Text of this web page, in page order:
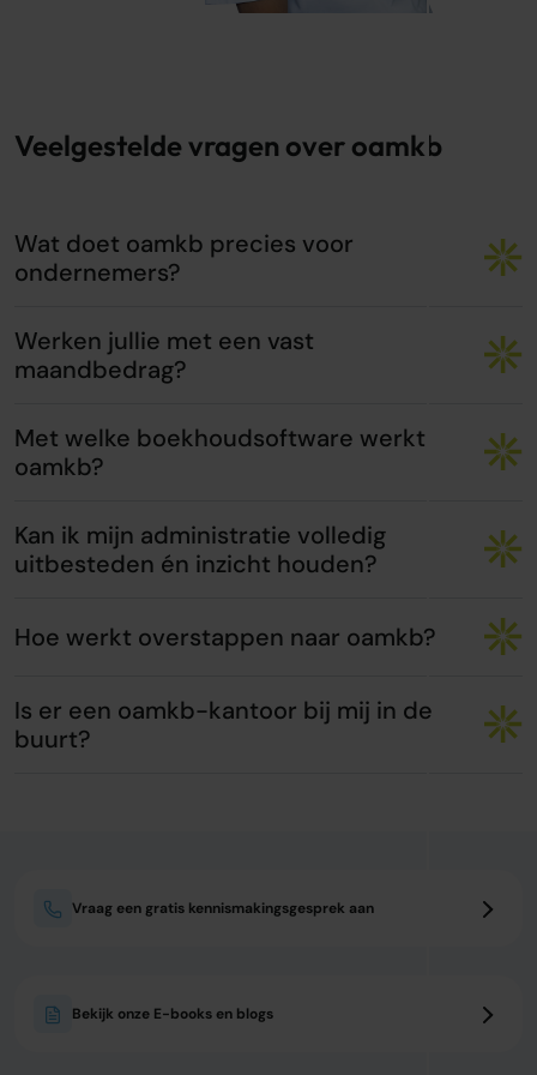
Veelgestelde vragen over oamkb
Wat doet oamkb precies voor
ondernemers?
Werken jullie met een vast
maandbedrag?
Met welke boekhoudsoftware werkt
oamkb?
Kan ik mijn administratie volledig
uitbesteden én inzicht houden?
Hoe werkt overstappen naar oamkb?
Is er een oamkb-kantoor bij mij in de
buurt?
Vraag een gratis kennismakingsgesprek aan
Bekijk onze E-books en blogs